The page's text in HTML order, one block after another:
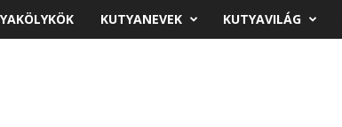
KUTYANEVEK KUTYAVILÁG